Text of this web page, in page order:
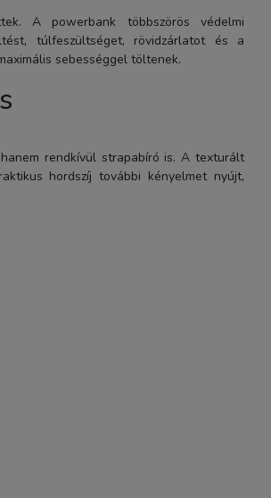
A powerbank többszörös védelmi
túlfeszültséget, rövidzárlatot és a
sebességgel töltenek.
rendkívül strapabíró is. A texturált
hordszíj további kényelmet nyújt,